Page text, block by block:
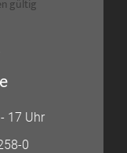
gültig
17 Uhr
0